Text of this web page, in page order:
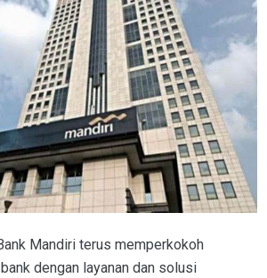
Mandiri terus memperkokoh
dengan layanan dan solusi